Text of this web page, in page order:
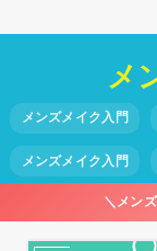
メ
メンズメイク入門
メンズメイク入門
＼メン